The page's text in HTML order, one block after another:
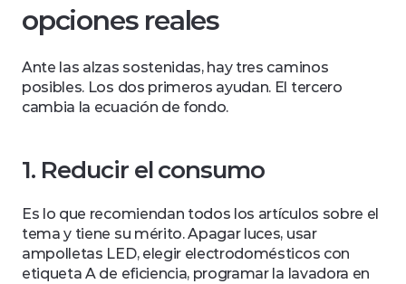
opciones reales
Ante las alzas sostenidas, hay tres caminos
posibles. Los dos primeros ayudan. El tercero
cambia la ecuación de fondo.
1. Reducir el consumo
Es lo que recomiendan todos los artículos sobre el
tema y tiene su mérito. Apagar luces, usar
ampolletas LED, elegir electrodomésticos con
etiqueta A de eficiencia, programar la lavadora en